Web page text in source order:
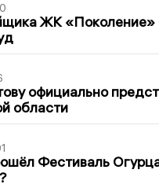
ЖК
официально
области
Фестиваль